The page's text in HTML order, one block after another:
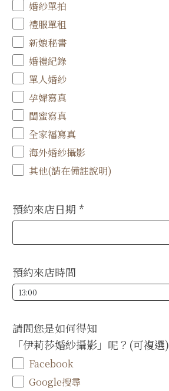
婚紗單拍
禮服單租
新娘秘書
婚禮紀錄
單人婚紗
孕婦寫真
閨蜜寫真
全家福寫真
海外婚紗攝影
其他(請在備註說明)
預約來店日期 *
預約來店時間
請問您是如何得知
「伊莉莎婚紗攝影」呢？(可複選)
Facebook
Google搜尋